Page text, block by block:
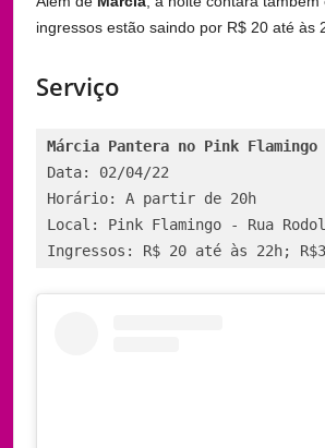
ingressos estão saindo por R$ 20 até às
Serviço
Márcia Pantera no Pink Flamingo
Data: 02/04/22
Horário: A partir de 20h
Local: Pink Flamingo - Rua
Ingressos: R$ 20 até às 22h;